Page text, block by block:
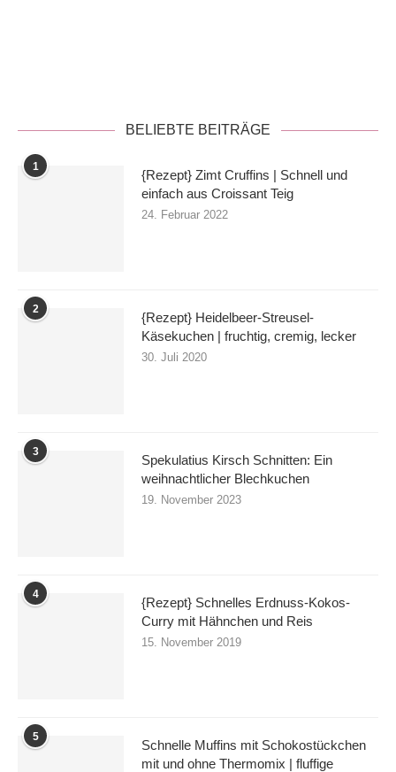
BELIEBTE BEITRÄGE
1
{Rezept} Zimt Cruffins | Schnell und
einfach aus Croissant Teig
24. Februar 2022
2
{Rezept} Heidelbeer-Streusel-
Käsekuchen | fruchtig, cremig, lecker
30. Juli 2020
3
Spekulatius Kirsch Schnitten: Ein
weihnachtlicher Blechkuchen
19. November 2023
4
{Rezept} Schnelles Erdnuss-Kokos-
Curry mit Hähnchen und Reis
15. November 2019
5
Schnelle Muffins mit Schokostückchen
mit und ohne Thermomix | fluffige